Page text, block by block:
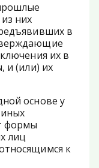
них
в
их в
и (или) их
основе у
формы
лиц
к